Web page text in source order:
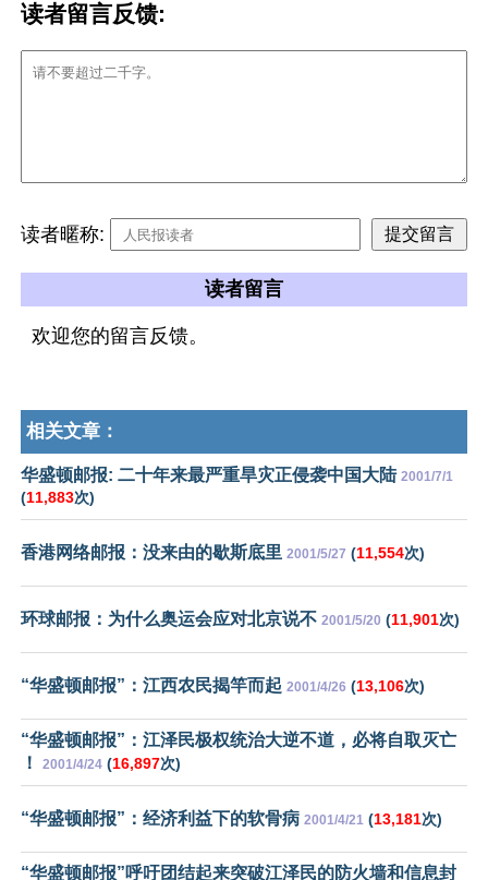
读者留言反馈:
读者暱称:
读者留言
欢迎您的留言反馈。
相关文章：
华盛顿邮报: 二十年来最严重旱灾正侵袭中国大陆 2001/7/1
(11,883次)
香港网络邮报：没来由的歇斯底里 2001/5/27 (11,554次)
环球邮报：为什么奥运会应对北京说不 2001/5/20 (11,901次)
“华盛顿邮报”：江西农民揭竿而起 2001/4/26 (13,106次)
“华盛顿邮报”：江泽民极权统治大逆不道，必将自取灭亡
！
2001/4/24 (16,897次)
“华盛顿邮报”：经济利益下的软骨病 2001/4/21 (13,181次)
“华盛顿邮报”呼吁团结起来突破江泽民的防火墙和信息封